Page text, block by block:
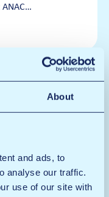
About
and ads, to
analyse our traffic.
use of our site with